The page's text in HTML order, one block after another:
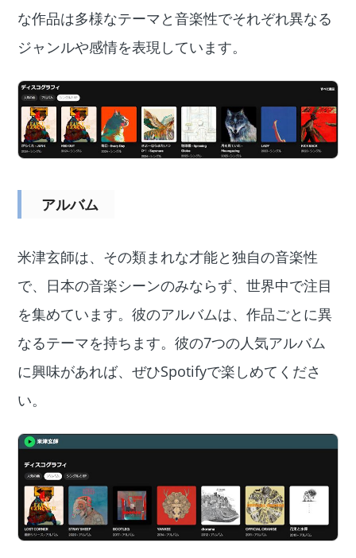
な作品は多様なテーマと音楽性でそれぞれ異なる
ジャンルや感情を表現しています。
アルバム
米津玄師は、その類まれな才能と独自の音楽性
で、日本の音楽シーンのみならず、世界中で注目
を集めています。彼のアルバムは、作品ごとに異
なるテーマを持ちます。彼の7つの人気アルバム
に興味があれば、ぜひSpotifyで楽しめてくださ
い。